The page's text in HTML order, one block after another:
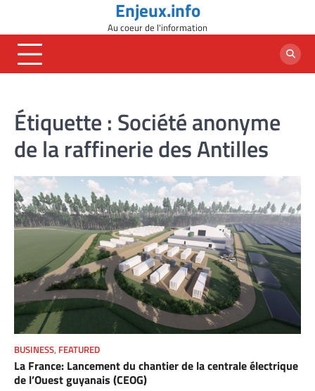
content
Enjeux.info
Au coeur de l'information
Étiquette : Société anonyme
de la raffinerie des Antilles
BUSINESS, FEATURED
La France: Lancement du chantier de la centrale électrique
de l’Ouest guyanais (CEOG)